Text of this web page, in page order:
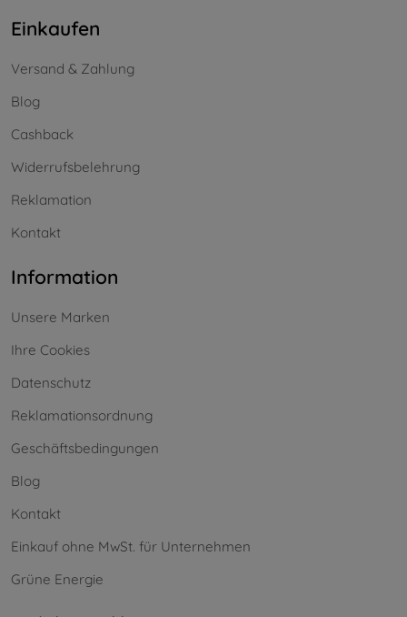
Einkaufen
Versand & Zahlung
Blog
Cashback
Widerrufsbelehrung
Reklamation
Kontakt
Information
Unsere Marken
Ihre Cookies
Datenschutz
Reklamationsordnung
Geschäftsbedingungen
Blog
Kontakt
Einkauf ohne MwSt. für Unternehmen
Grüne Energie